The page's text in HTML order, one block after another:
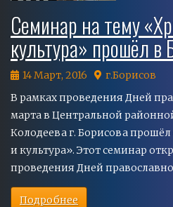
Семинар на тему
культура» прошёл в
14 Март, 2016
г.Борисов
В рамках проведения Дней
марта в Центральной
Колодеева г. Борисова
и культура». Этот семинар
проведения Дней
Подробнее